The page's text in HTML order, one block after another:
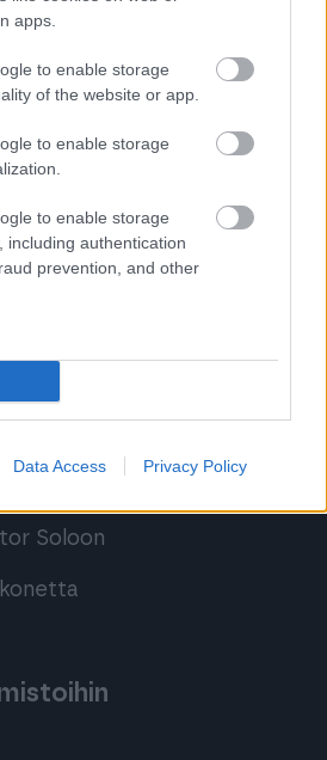
apps.
to enable storage
of the website or app.
to enable storage
to enable storage
including authentication
prevention, and other
Data Access Privacy Policy
Soloon